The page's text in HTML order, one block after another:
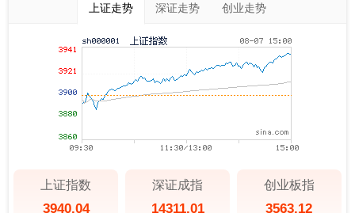
上证走势 深证走势 创业走势
上证指数
3940.04
深证成指
14311.01
创业板指
3563.12